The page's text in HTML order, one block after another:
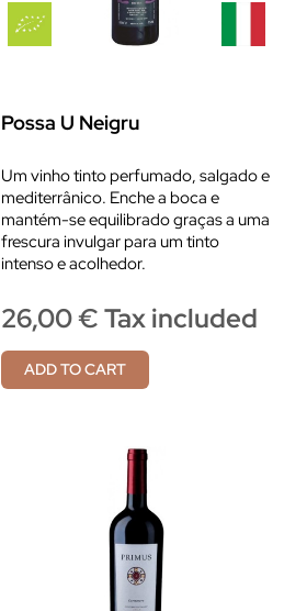
Possa U Neigru
Um vinho tinto perfumado, salgado e
mediterrânico. Enche a boca e
mantém-se equilibrado graças a uma
frescura invulgar para um tinto
intenso e acolhedor.
26,00 € Tax included
ADD TO CART